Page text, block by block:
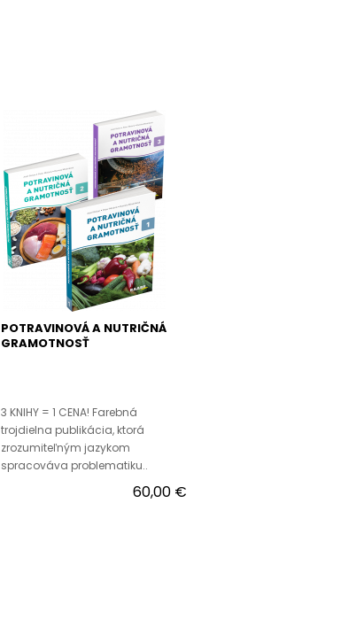
POTRAVINOVÁ A NUTRIČNÁ
GRAMOTNOSŤ
3 KNIHY = 1 CENA! Farebná
trojdielna publikácia, ktorá
zrozumiteľným jazykom
spracováva problematiku..
60,00 €